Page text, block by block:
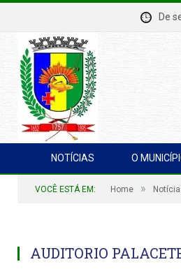
De
NOTÍCIAS O
VOCÊ ESTÁ EM: Home »
AUDITORIO